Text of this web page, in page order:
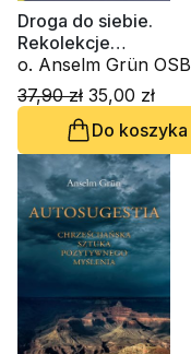
Droga do siebie.
Rekolekcje
benedyktyńskie w
codzienności
o. Anselm Grün OSB
37,90 zł 35,00 zł
Do koszyka